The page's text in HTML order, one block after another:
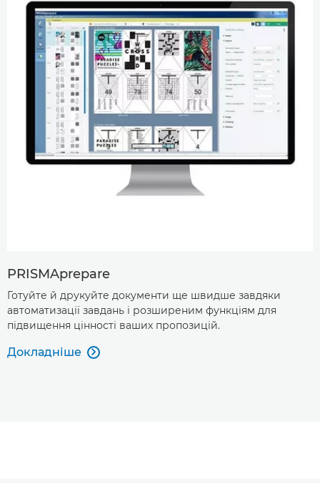
PRISMAprepare
Готуйте й друкуйте документи ще швидше завдяки
автоматизації завдань і розширеним функціям для
підвищення цінності ваших пропозицій.
Докладніше 